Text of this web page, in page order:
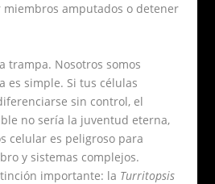
miembros amputados o detener
trampa. Nosotros somos
es simple. Si tus células
sin control, el
no sería la juventud eterna,
celular es peligroso para
y sistemas complejos.
importante: la Turritopsis